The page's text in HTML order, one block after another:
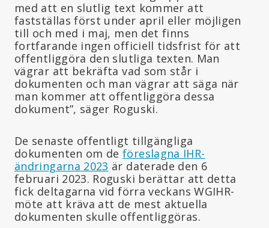
med att en slutlig text kommer att
fastställas först under april eller möjligen
till och med i maj, men det finns
fortfarande ingen officiell tidsfrist för att
offentliggöra den slutliga texten. Man
vägrar att bekräfta vad som står i
dokumenten och man vägrar att säga när
man kommer att offentliggöra dessa
dokument”, säger Roguski.
De senaste offentligt tillgängliga
dokumenten om deföreslagna IHR-
ändringarna 2023 är daterade den 6
februari 2023. Roguski berättar att detta
fick deltagarna vid förra veckans WGIHR-
möte att kräva att de mest aktuella
dokumenten skulle offentliggöras.